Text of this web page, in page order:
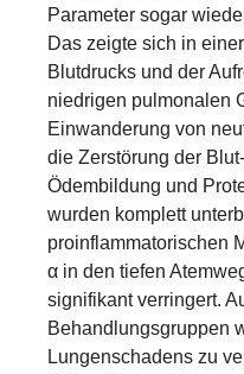
Parameter sogar
Das zeigte sich in
Blutdrucks und der
niedrigen pulmonalen
Einwanderung von
die Zerstörung der
Ödembildung und
wurden komplett
proinflammatorischen
α in den tiefen
signifikant verringert.
Behandlungsgruppen
Lungenschadens zu